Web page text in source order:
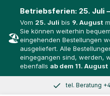
🏖️
Betriebsferien: 25. Juli
Vom 25. Juli bis 9. August
Sie können weiterhin
eingehenden Bestellungen
ausgeliefert. Alle
eingegangen sind, werden,
ebenfalls ab dem 11. August
Zum Hauptinhalt springen
tel. Beratung